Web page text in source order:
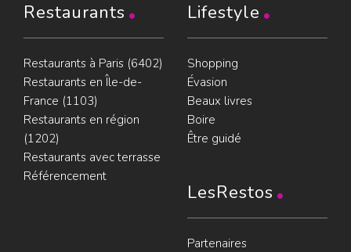
Restaurants
Restaurants à Paris (6402)
Restaurants en Île-de-
France (1103)
Restaurants en région
(1202)
Restaurants avec terrasse
Référencement
Lifestyle
Shopping
Évasion
Beaux livres
Boire
Être guidé
LesRestos
Partenaires